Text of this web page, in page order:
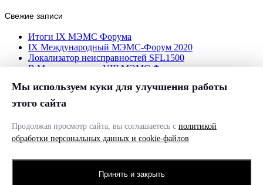
Свежие записи
Итоги IX МЭМС Форума
IX Международный МЭМС-Форум 2020
Локализатор неисправностей SFL1500
В Москве прошел VIII МЭМС Форум
Контакты
ул.Володарского, д.49.
+7 (4712) 73-11-13
+ 7 (4712) 70-88-85E-mail: info@mems-russia.ru
допускается при согласовании с администрацией сайта.
Мы используем куки для улучшения работы
этого сайта
Продолжая просмотр сайта, вы соглашаетесь с политикой
обработки персональных данных и cookie-файлов
Принять и закрыть